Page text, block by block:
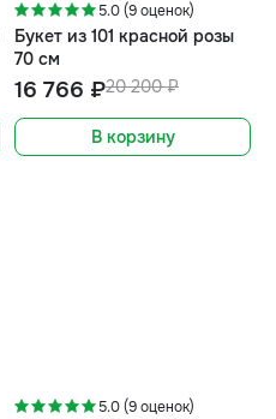
5.0 (9 оценок)
Букет из 101 красной розы
70 см
20 200 ₽
16 766 ₽
В корзину
5.0 (9 оценок)